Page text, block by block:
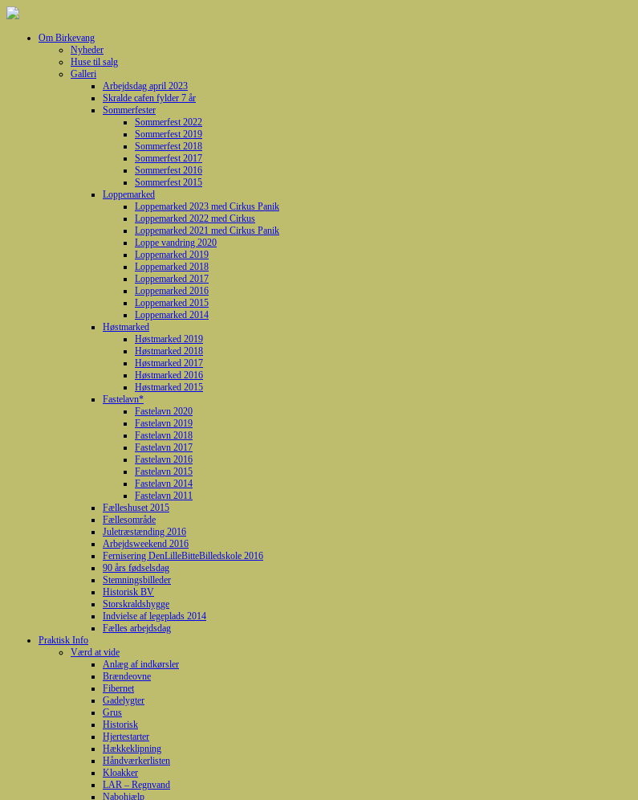
Om Birkevang
Nyheder
Huse til salg
Galleri
Arbejdsdag april 2023
Skralde cafen fylder 7 år
Sommerfester
Sommerfest 2022
Sommerfest 2019
Sommerfest 2018
Sommerfest 2017
Sommerfest 2016
Sommerfest 2015
Loppemarked
Loppemarked 2023 med Cirkus Panik
Loppemarked 2022 med Cirkus
Loppemarked 2021 med Cirkus Panik
Loppe vandring 2020
Loppemarked 2019
Loppemarked 2018
Loppemarked 2017
Loppemarked 2016
Loppemarked 2015
Loppemarked 2014
Høstmarked
Høstmarked 2019
Høstmarked 2018
Høstmarked 2017
Høstmarked 2016
Høstmarked 2015
Fastelavn*
Fastelavn 2020
Fastelavn 2019
Fastelavn 2018
Fastelavn 2017
Fastelavn 2016
Fastelavn 2015
Fastelavn 2014
Fastelavn 2011
Fælleshuset 2015
Fællesområde
Juletræstænding 2016
Arbejdsweekend 2016
Fernisering DenLilleBitteBilledskole 2016
90 års fødselsdag
Stemningsbilleder
Historisk BV
Storskraldshygge
Indvielse af legeplads 2014
Fælles arbejdsdag
Praktisk Info
Værd at vide
Anlæg af indkørsler
Brændeovne
Fibernet
Gadelygter
Grus
Historisk
Hjertestarter
Hækkeklipning
Håndværkerlisten
Kloakker
LAR – Regnvand
Nabohjælp